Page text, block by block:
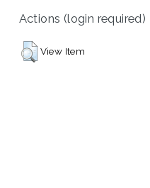
Actions (login required)
View Item